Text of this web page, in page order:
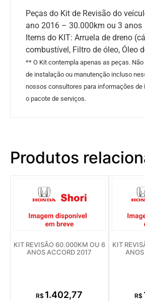
Peças do Kit de Revisão do
ano 2016 – 30.000km ou 3 anos
Items do KIT: Arruela de dreno
combustível, Filtro de óleo, Óleo
** O Kit contempla apenas as peças.
de instalação ou manutenção incluso
nossos consultores para informações de
o pacote de serviços.
Produtos
KIT REVISÃO 60.000KM OU 6
ANOS ACCORD 2017
R$ 1.402,77
KIT
R$